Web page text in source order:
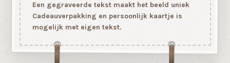
Een gegraveerde tekst maakt het beeld uniek
Cadeauverpakking en persoonlijk kaartje is
mogelijk met eigen tekst.